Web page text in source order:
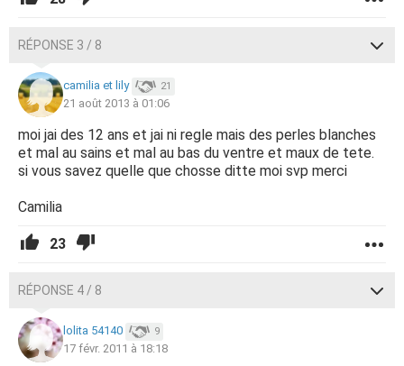
RÉPONSE 3 / 8
camilia et lily 21
21 août 2013 à 01:06
moi jai des 12 ans et jai ni regle mais des perles blanches
et mal au sains et mal au bas du ventre et maux de tete.
si vous savez quelle que chosse ditte moi svp merci
Camilia
23
RÉPONSE 4 / 8
lolita 54140 9
17 févr. 2011 à 18:18